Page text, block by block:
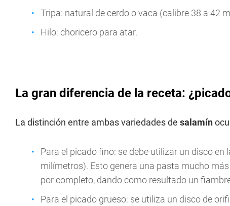
Tripa: natural de cerdo o vaca (calibre 38 a 42
Hilo: choricero para atar.
La gran diferencia de la receta:
La distinción entre ambas variedades de salamín
Para el picado fino: se debe utilizar un disco en
milímetros). Esto genera una pasta mucho
por completo, dando como resultado un
Para el picado grueso: se utiliza un disco de